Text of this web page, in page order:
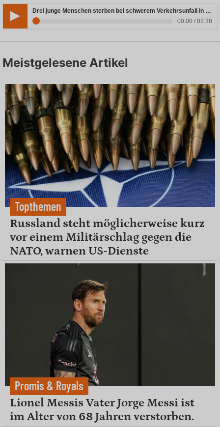
Drei junge Menschen sterben bei schwerem Verkehrsunfall in Rheinland-Pfalz
00:00 / 02:38
Meistgelesene Artikel
Topthemen
Russland steht möglicherweise kurz
vor einem Militärschlag gegen die
NATO, warnen US-Dienste
Promis & Royals
Lionel Messis Vater Jorge Messi ist
im Alter von 68 Jahren verstorben.